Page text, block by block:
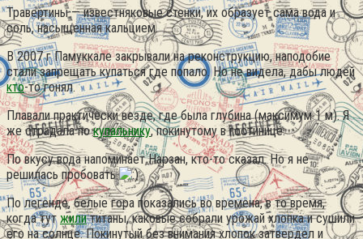
Травертины — известняковые стенки, их образует сама вода и
соль, насыщенная кальцием.
В 2007 г Памуккале закрывали на реконструкцию, наподобие
стали запрещать купаться где попало. Но не видела, дабы людей
кто-то гонял.
Плавали практически везде, где была глубина (максимум 1 м). Я
же страдала покупальнику, покинутому в гостинице.
По вкусу вода напоминает Нарзан, кто-то сказал. Но я не
решилась пробовать
По легенде, белые гора показались во времена, в то время,
когда тутжилититаны, каковые собрали урожай хлопка и сушили
его на солнце. Покинутый без внимания хлопок затвердел и